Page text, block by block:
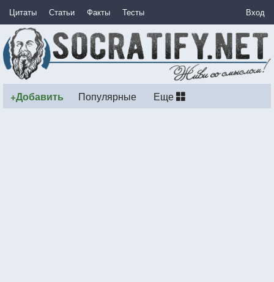
Цитаты Статьи Факты Тесты Вход
+Добавить Популярные Еще